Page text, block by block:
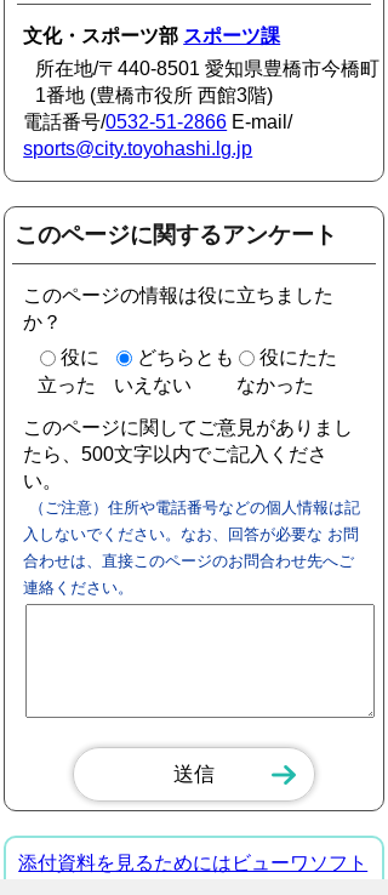
文化・スポーツ部 スポーツ課
所在地/〒440-8501 愛知県豊橋市今橋町
1番地 (豊橋市役所 西館3階)
電話番号/0532-51-2866 E-mail/
sports@city.toyohashi.lg.jp
このページに関するアンケート
このページの情報は役に立ちました
か？
役に
立った
どちらとも
いえない
役にたた
なかった
このページに関してご意見がありまし
たら、500文字以内でご記入くださ
い。
（ご注意）住所や電話番号などの個人情報は記
入しないでください。なお、回答が必要な お問
合わせは、直接このページのお問合わせ先へご
連絡ください。
添付資料を見るためにはビューワソフト